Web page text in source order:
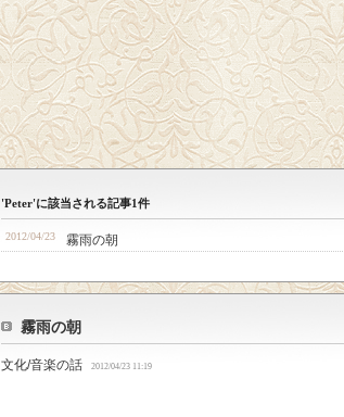
'Peter'に該当される記事1件
2012/04/23 霧雨の朝
霧雨の朝
文化/音楽の話 2012/04/23 11:19